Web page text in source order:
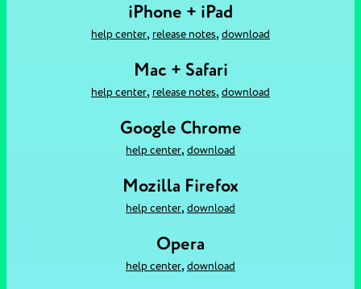
iPhone + iPad
help center, release notes, download
Mac + Safari
help center, release notes, download
Google Chrome
help center, download
Mozilla Firefox
help center, download
Opera
help center, download